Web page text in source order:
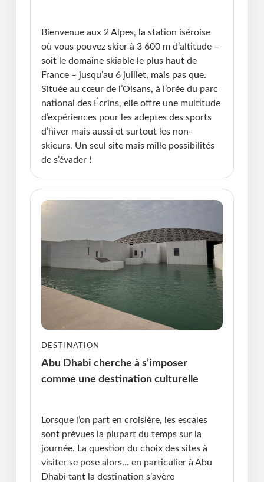
Bienvenue aux 2 Alpes, la station iséroise
où vous pouvez skier à 3 600 m d’altitude –
soit le domaine skiable le plus haut de
France – jusqu’au 6 juillet, mais pas que.
Située au cœur de l’Oisans, à l’orée du parc
national des Écrins, elle offre une multitude
d’expériences pour les adeptes des sports
d’hiver mais aussi et surtout les non-
skieurs. Un seul site mais mille possibilités
de s’évader !
DESTINATION
Abu Dhabi cherche à s’imposer
comme une destination culturelle
Lorsque l’on part en croisière, les escales
sont prévues la plupart du temps sur la
journée. La question du choix des sites à
visiter se pose alors… en particulier à Abu
Dhabi tant la destination s’avère